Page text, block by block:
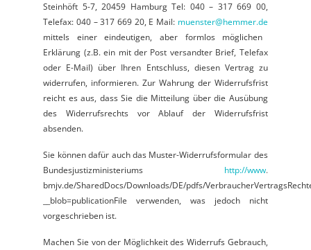
Steinhöft 5-7, 20459 Hamburg Tel: 040 – 317 669 00,
Telefax: 040 – 317 669 20, E Mail: muenster@hemmer.de
mittels einer eindeutigen, aber formlos möglichen
Erklärung (z.B. ein mit der Post versandter Brief, Telefax
oder E-Mail) über Ihren Entschluss, diesen Vertrag zu
widerrufen, informieren. Zur Wahrung der Widerrufsfrist
reicht es aus, dass Sie die Mitteilung über die Ausübung
des Widerrufsrechts vor Ablauf der Widerrufsfrist
absenden.
Sie können dafür auch das Muster-Widerrufsformular des
Bundesjustizministeriums http://www.
bmjv.de/SharedDocs/Downloads/DE/pdfs/
__blob=publicationFile verwenden, was jedoch nicht
vorgeschrieben ist.
Machen Sie von der Möglichkeit des Widerrufs Gebrauch,